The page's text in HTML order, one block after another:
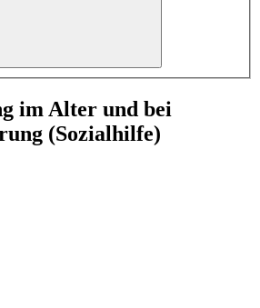
im Alter und bei
(Sozialhilfe)